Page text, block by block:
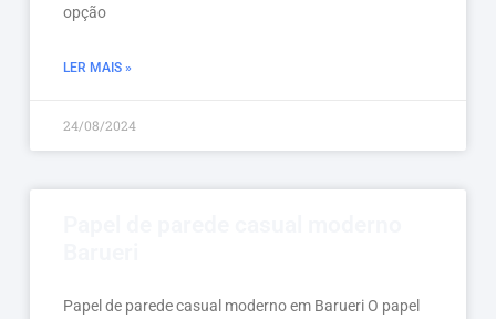
opção
LER MAIS »
24/08/2024
Papel de parede casual moderno em Barueri O papel